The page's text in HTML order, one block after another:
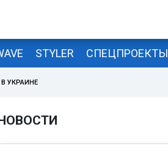
STYLER СПЕЦПРОЕКТЫ
УКРАИНЕ